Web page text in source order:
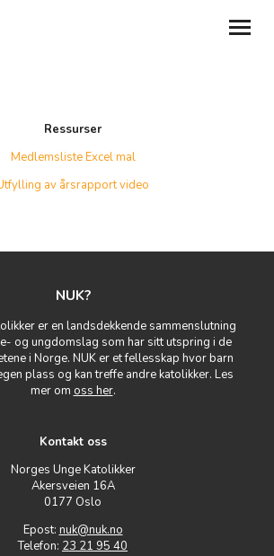
Ressurser
Medlemsliste Excel mal
av årsrapport video
NUK?
er en landsdekkende sammenslutning
og ungdomslag som har sitt utspring i de
i Norge. NUK er et fellesskap hvor barn
plass og kan treffe andre katolikker. Les
mer om oss her.
Kontakt oss
Norges Unge Katolikker
Akersveien 16A
0177 Oslo
Epost: nuk@nuk.no
Telefon: 23 21 95 40